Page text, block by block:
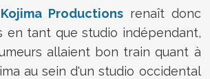
Kojima Productionsrenaît donc
en tant que studio indépendant,
allaient bon train quant à
au sein d'un studio occidental